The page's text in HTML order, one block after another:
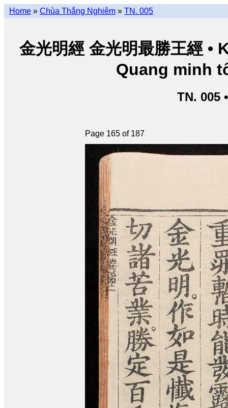
Home » Chùa Thắng Nghiêm » TN. 005
金光明經 金光明最勝王經
Quang minh
TN. 005
Page 165 of 187